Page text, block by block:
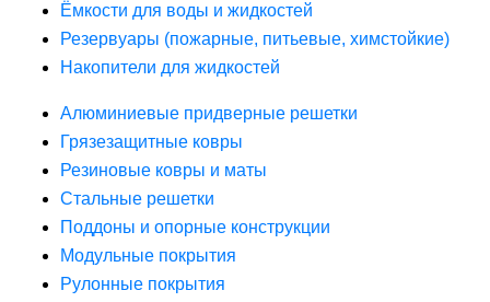
Ёмкости для воды и жидкостей
Резервуары (пожарные, питьевые, химстойкие)
Накопители для жидкостей
Алюминиевые придверные решетки
Грязезащитные ковры
Резиновые ковры и маты
Стальные решетки
Поддоны и опорные конструкции
Модульные покрытия
Рулонные покрытия